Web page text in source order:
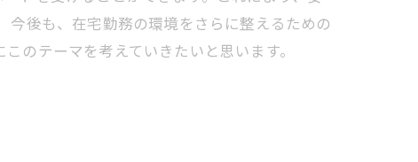
後も、在宅勤務の環境をさらに整えるための
のテーマを考えていきたいと思います。